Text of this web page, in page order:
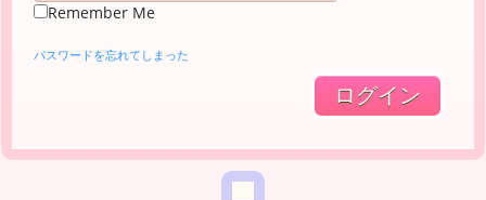
Remember Me
パスワードを忘れてしまった